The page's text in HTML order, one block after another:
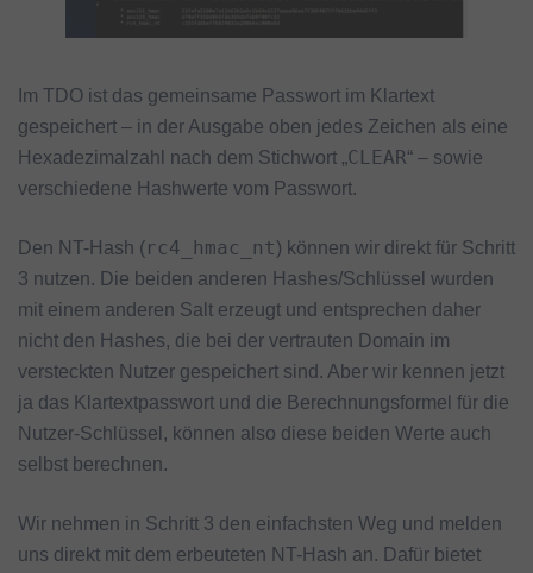
Im TDO ist das gemeinsame Passwort im Klartext
gespeichert – in der Ausgabe oben jedes Zeichen als eine
Hexadezimalzahl nach dem Stichwort „CLEAR“ – sowie
verschiedene Hashwerte vom Passwort.
Den NT-Hash (rc4_hmac_nt) können wir direkt für Schritt
3 nutzen. Die beiden anderen Hashes/Schlüssel wurden
mit einem anderen Salt erzeugt und entsprechen daher
nicht den Hashes, die bei der vertrauten Domain im
versteckten Nutzer gespeichert sind. Aber wir kennen jetzt
ja das Klartextpasswort und die Berechnungsformel für die
Nutzer-Schlüssel, können also diese beiden Werte auch
selbst berechnen.
Wir nehmen in Schritt 3 den einfachsten Weg und melden
uns direkt mit dem erbeuteten NT-Hash an. Dafür bietet